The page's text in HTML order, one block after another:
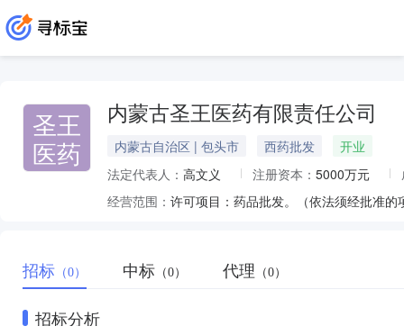
圣王
医药
内蒙古圣王医药有限责任公司
内蒙古自治区 | 包头市 西药批发
开业
法定代表人： 高文义 注册资本： 5000万元
经营范围：
招标 （0） 中标 （0） 代理 （0）
招标分析